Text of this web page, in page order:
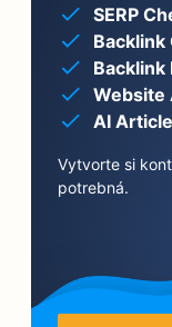
SERP
Backlink
Website
AI
Vytvorte si
potrebná.